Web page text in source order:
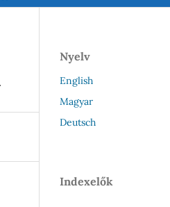
Nyelv
English
Magyar
Deutsch
Indexelők